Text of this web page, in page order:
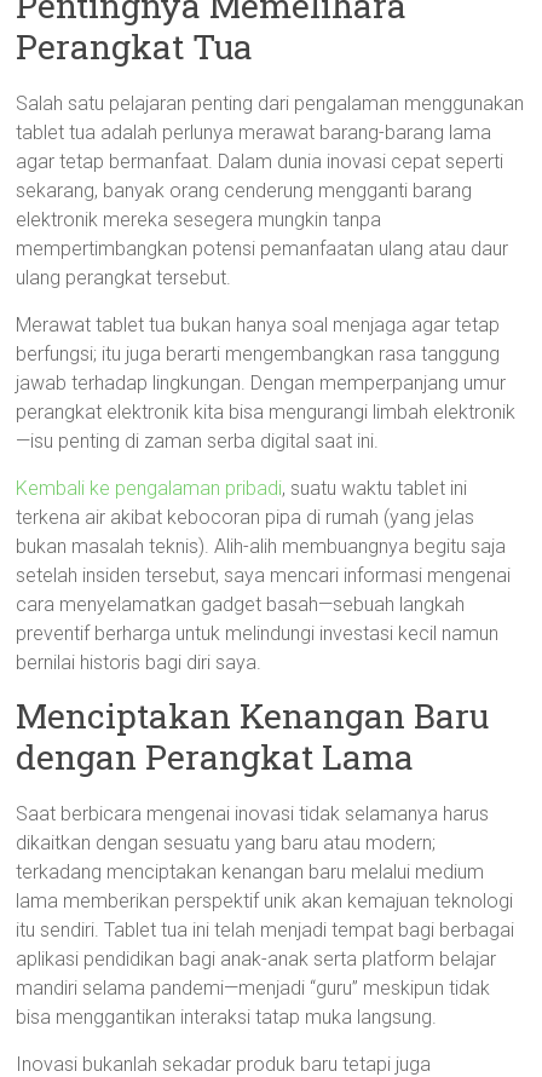
Perangkat Tua
Salah satu pelajaran penting dari pengalaman menggunakan
tablet tua adalah perlunya merawat barang-barang lama
agar tetap bermanfaat. Dalam dunia inovasi cepat seperti
sekarang, banyak orang cenderung mengganti barang
elektronik mereka sesegera mungkin tanpa
mempertimbangkan potensi pemanfaatan ulang atau daur
ulang perangkat tersebut.
Merawat tablet tua bukan hanya soal menjaga agar tetap
berfungsi; itu juga berarti mengembangkan rasa tanggung
jawab terhadap lingkungan. Dengan memperpanjang umur
perangkat elektronik kita bisa mengurangi limbah elektronik
—isu penting di zaman serba digital saat ini.
Kembali ke pengalaman pribadi, suatu waktu tablet ini
terkena air akibat kebocoran pipa di rumah (yang jelas
bukan masalah teknis). Alih-alih membuangnya begitu saja
setelah insiden tersebut, saya mencari informasi mengenai
cara menyelamatkan gadget basah—sebuah langkah
preventif berharga untuk melindungi investasi kecil namun
bernilai historis bagi diri saya.
Menciptakan Kenangan Baru
dengan Perangkat Lama
Saat berbicara mengenai inovasi tidak selamanya harus
dikaitkan dengan sesuatu yang baru atau modern;
terkadang menciptakan kenangan baru melalui medium
lama memberikan perspektif unik akan kemajuan teknologi
itu sendiri. Tablet tua ini telah menjadi tempat bagi berbagai
aplikasi pendidikan bagi anak-anak serta platform belajar
mandiri selama pandemi—menjadi “guru” meskipun tidak
bisa menggantikan interaksi tatap muka langsung.
Inovasi bukanlah sekadar produk baru tetapi juga